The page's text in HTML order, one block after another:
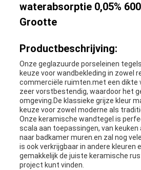
waterabsorptie 0,05%
Grootte
Productbeschrijving:
Onze geglazuurde porseleinen
keuze voor wandbekleding in zowel
commerciële ruimten.met een dikte
zeer vorstbestendig, waardoor het
omgeving.De klassieke grijze kleur
keuze voor zowel moderne als
Onze keramische wandtegel is
scala aan toepassingen, van
naar badkamer muren.en zal nog
is ook verkrijgbaar in andere kleuren
gemakkelijk de juiste keramische
project kunt vinden.